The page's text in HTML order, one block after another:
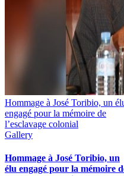
Hommage à José Toribio, un
engagé pour la mémoire de
l’esclavage colonial
Gallery
Hommage à José Toribio, un
élu engagé pour la mémoire